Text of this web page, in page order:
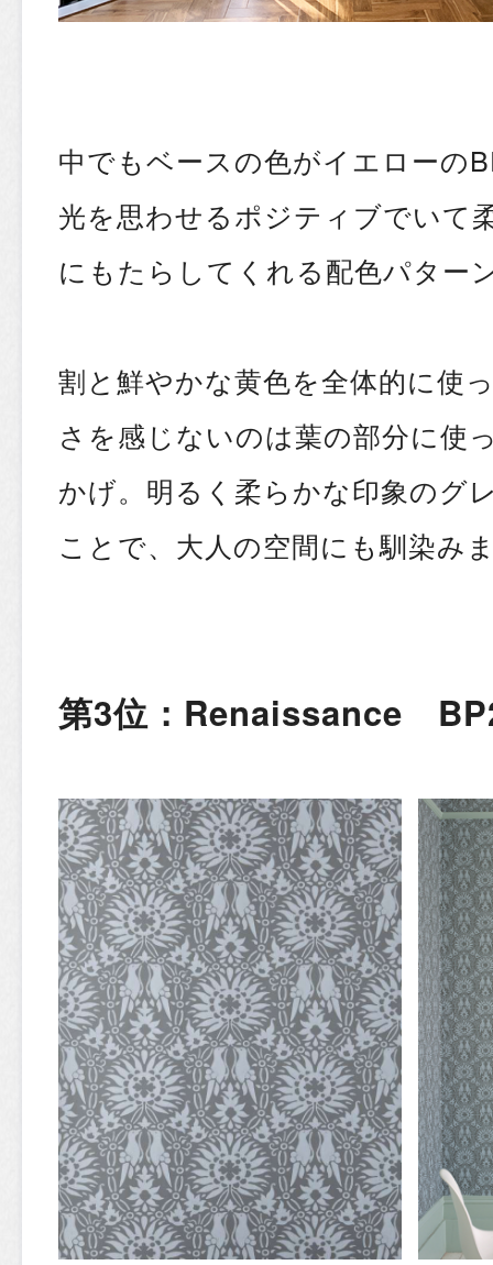
中でもベースの色がイエローの
光を思わせるポジティブでいて
にもたらしてくれる配色パター
割と鮮やかな黄色を全体的に使
さを感じないのは葉の部分に使
かげ。明るく柔らかな印象のグ
ことで、大人の空間にも馴染み
第3位：Renaissance